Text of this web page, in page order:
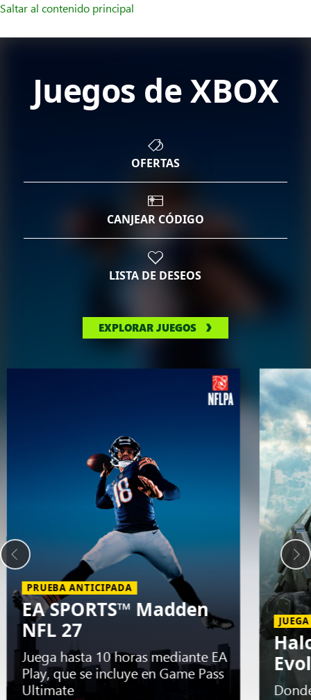
Saltar al contenido principal
Juegos de XBOX
OFERTAS
CANJEAR CÓDIGO
LISTA DE DESEOS
EXPLORAR JUEGOS
PRUEBA ANTICIPADA
EA SPORTS™ Madden
NFL 27
Juega hasta 10 horas mediante EA
Play, que se incluye en Game Pass
Ultimate